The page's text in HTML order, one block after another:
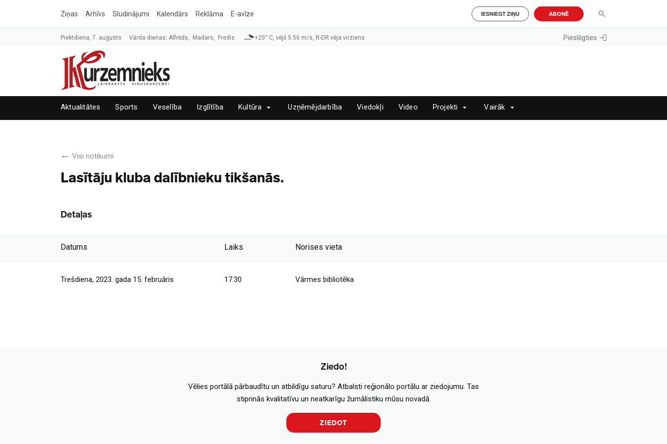
Ziņas Arhīvs Sludinājumi Kalendārs Reklāma E-avīze IESNIEGT ZIŅU ABONĒ
Piektdiena, 7. augusts Vārda dienas: Alfrēds, Madars, Fredis +20° C, vējš 5.56 m/s, R-DR vēja virziens Pieslēgties
Aktualitātes Sports Veselība Izglītība Kultūra Uzņēmējdarbība Viedokļi Video Projekti Vairāk
Visi notikumi
Lasītāju kluba dalībnieku tikšanās.
Detaļas
Datums Laiks Norises vieta
Trešdiena, 2023. gada 15. februāris 17:30 Vārmes bibliotēka
Ziedo!
Vēlies portālā pārbaudītu un atbildīgu saturu? Atbalsti reģionālo portālu ar ziedojumu. Tas
stiprinās kvalitatīvu un neatkarīgu žurnālistiku mūsu novadā.
ZIEDOT